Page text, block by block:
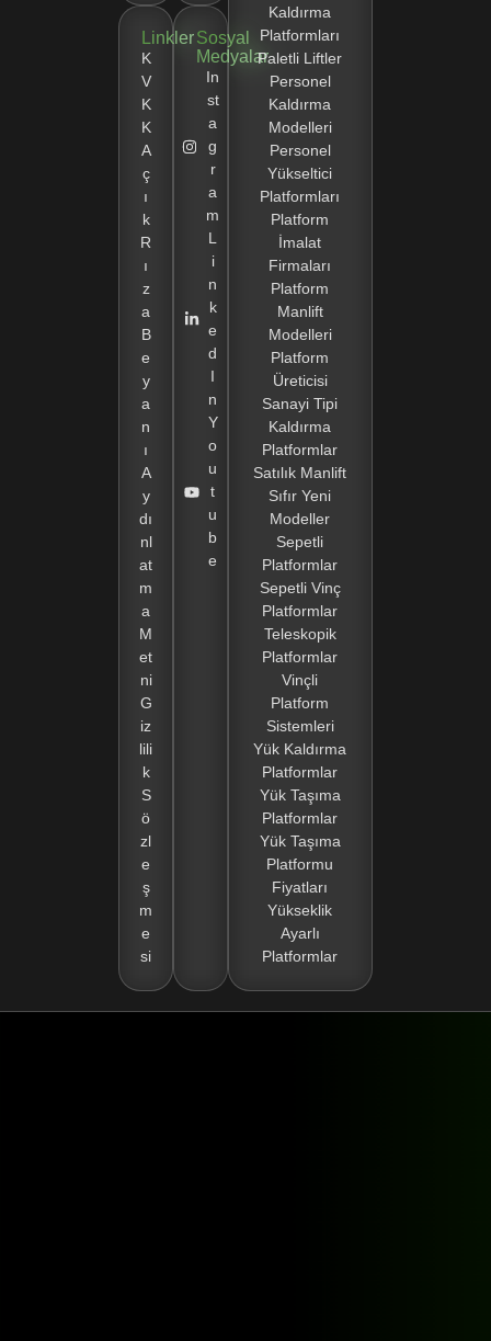
Linkler
K
V
K
K
A
ç
ı
k
R
ı
z
a
B
e
y
a
n
ı
A
y
dı
nl
at
m
a
M
et
ni
G
iz
lili
k
S
ö
zl
e
ş
m
e
si
Sosyal
Medyalar
In
st
a
g
r
a
m
L
i
n
k
e
d
I
n
Y
o
u
t
u
b
e
Kaldırma
Platformları
Paletli Liftler
Personel
Kaldırma
Modelleri
Personel
Yükseltici
Platformları
Platform
İmalat
Firmaları
Platform
Manlift
Modelleri
Platform
Üreticisi
Sanayi Tipi
Kaldırma
Platformlar
Satılık Manlift
Sıfır Yeni
Modeller
Sepetli
Platformlar
Sepetli Vinç
Platformlar
Teleskopik
Platformlar
Vinçli
Platform
Sistemleri
Yük Kaldırma
Platformlar
Yük Taşıma
Platformlar
Yük Taşıma
Platformu
Fiyatları
Yükseklik
Ayarlı
Platformlar